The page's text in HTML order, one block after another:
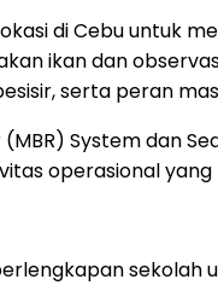
di Cebu untuk
ikan dan
serta peran
System dan
operasional